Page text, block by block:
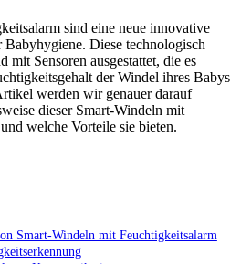
sind eine neue innovative
Diese technologisch
Sensoren ausgestattet, die es
der Windel ihres Babys
werden wir genauer darauf
dieser Smart-Windeln mit
welche Vorteile sie bieten.
Smart-Windeln mit Feuchtigkeitsalarm